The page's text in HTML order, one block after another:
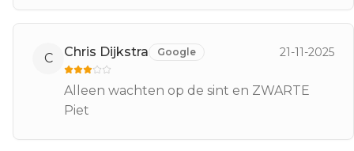
C Chris Dijkstra Google 21-11-2025
Alleen wachten op de sint en ZWARTE
Piet